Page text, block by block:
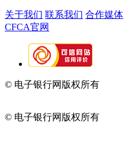
关于我们 联系我们 合作媒体
CFCA官网
© 电子银行网版权所有
© 电子银行网版权所有